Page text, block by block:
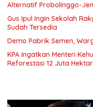
Alternatif Probolinggo-
Gus Ipul Ingin Sekolah
Sudah Tersedia
Demo Pabrik Semen,
KPA Ingatkan Menteri
Reforestasi 12 Juta